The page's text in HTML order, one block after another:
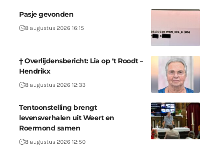
Pasje gevonden
8 augustus 2026 16:15
† Overlijdensbericht: Lia op ‘t Roodt –
Hendrikx
8 augustus 2026 12:33
Tentoonstelling brengt
levensverhalen uit Weert en
Roermond samen
8 augustus 2026 12:50